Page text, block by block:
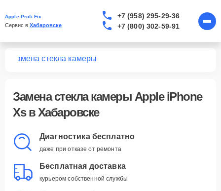
Apple Profi Fix
Сервис в Хабаровске
+7 (958) 295-29-36
+7 (800) 302-59-91
Замена стекла камеры
Замена стекла камеры Apple iPhone
Xs в Хабаровске
Диагностика бесплатно
даже при отказе от ремонта
Бесплатная доставка
курьером собственной службы